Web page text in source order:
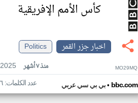
كأس الأمم الإفريقية
اخبار جزر القمر
Politics
منذ ٧ أشهر MO29MQ
بي بي سي عربي• bbc.com عدد الكلمات: ٦ الصور: ٢٥